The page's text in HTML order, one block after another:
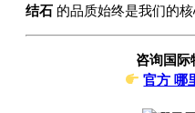
结石 的品质始终是我们的核
咨询国际
官方 哪